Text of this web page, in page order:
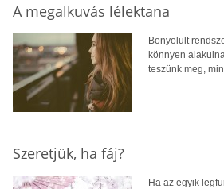
A megalkuvás lélektana
Bonyolult
könnyen
teszünk meg,
Szeretjük, ha fáj?
Ha az egyik